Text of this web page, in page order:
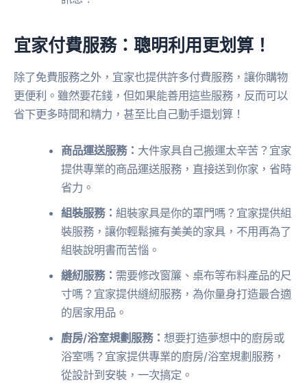
宜家付費服務：聰明利用更划算！
除了免費服務之外，宜家也提供許多付費服務，讓你購物
更便利。雖然要花錢，但如果能善用這些服務，反而可以
省下更多時間和精力，甚至比自己動手還划算！
商品運送服務： 大件家具自己搬運太辛苦？宜家
提供專業的商品運送服務，直接送到你家，省時
省力。
組裝服務：組裝家具是你的罩門嗎？宜家提供組
裝服務，讓你輕鬆擁有美美的家具，不用再為了
組裝說明書而苦惱。
縫紉服務： 需要修改窗簾、桌布等布料產品的尺
寸嗎？宜家提供縫紉服務，為你量身打造最合適
的居家用品。
廚房/浴室規劃服務：想要打造夢想中的廚房或
浴室嗎？宜家提供專業的廚房/浴室規劃服務，
從設計到安裝，一次搞定。